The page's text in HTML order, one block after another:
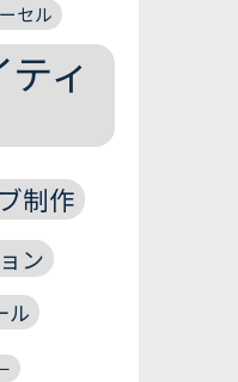
セル
ィ
制作
ン
ル